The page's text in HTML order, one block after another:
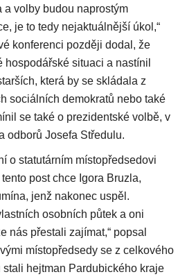
a volby budou naprostým
je to tedy nejaktuálnější úkol,“
konferenci později dodal, že
hospodářské situaci a nastínil
která by se skládala z
sociálních demokratů nebo také
se také o prezidentské volbě, v
odborů Josefa Středulu.
o statutárním místopředsedovi
post chce Igora Bruzla,
jenž nakonec uspěl.
osobních půtek a oni
nás přestali zajímat,“ popsal
místopředsedy se z celkového
stali hejtman Pardubického kraje